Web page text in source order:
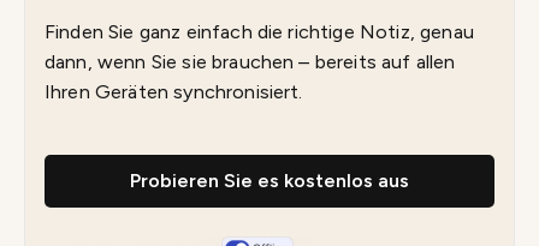
Finden Sie ganz einfach die richtige Notiz, genau
dann, wenn Sie sie brauchen – bereits auf allen
Ihren Geräten synchronisiert.
Probieren Sie es kostenlos aus